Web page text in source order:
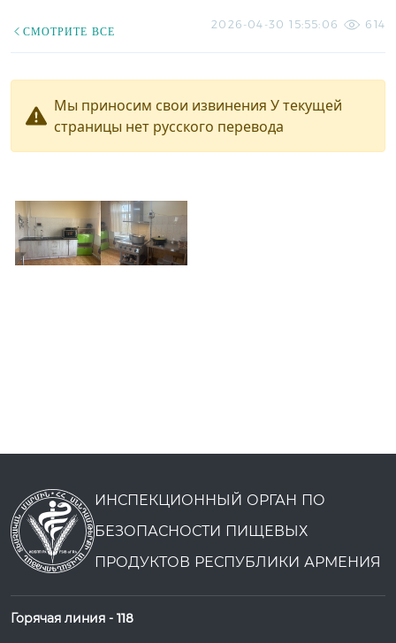
СМОТРИТЕ ВСЕ
2026-04-30 15:55:06 614
Мы приносим свои извинения У текущей
страницы нет русского перевода
ИНСПЕКЦИОННЫЙ ОРГАН ПО
БЕЗОПАСНОСТИ ПИЩЕВЫХ
ПРОДУКТОВ РЕСПУБЛИКИ АРМЕНИЯ
Горячая линия - 118